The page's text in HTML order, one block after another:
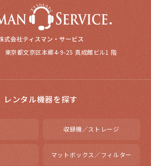
京都文京区本郷4-9-25 真成館ビル1 階
レンタル機器を探す
収録機／ストレージ
マットボックス／フィルター